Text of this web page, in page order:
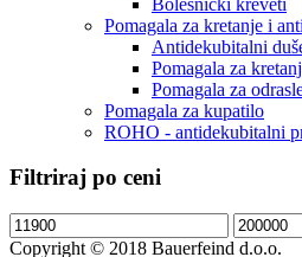
Pomagala za kretanje i
Antidekubitalni
Pomagala za
Pomagala za
Pomagala za kupatilo
ROHO - antidekubitalni
Filtriraj po ceni
Copyright © 2018 Bauerfeind d.o.o.